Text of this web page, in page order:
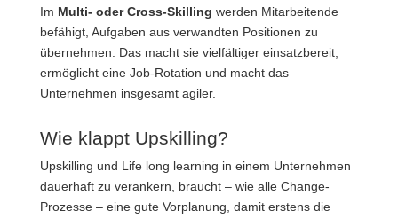
Im Multi- oder Cross-Skilling werden Mitarbeitende
befähigt, Aufgaben aus verwandten Positionen zu
übernehmen. Das macht sie vielfältiger einsatzbereit,
ermöglicht eine Job-Rotation und macht das
Unternehmen insgesamt agiler.
Wie klappt Upskilling?
Upskilling und Life long learning in einem Unternehmen
dauerhaft zu verankern, braucht – wie alle Change-
Prozesse – eine gute Vorplanung, damit erstens die